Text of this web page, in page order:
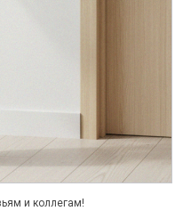
и коллегам!